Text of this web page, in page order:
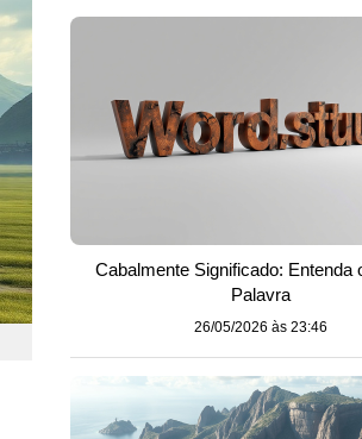
Cabalmente Significado: Entenda
Palavra
26/05/2026 às 23:46